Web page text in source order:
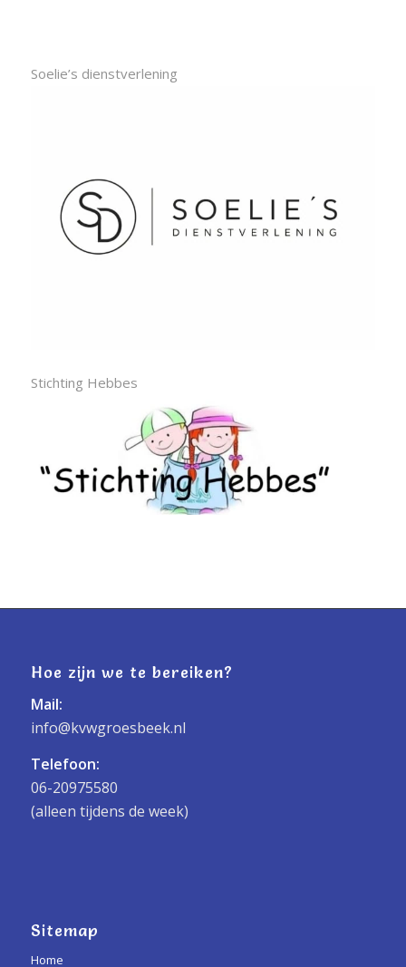
Soelie’s dienstverlening
Stichting Hebbes
Hoe zijn we te bereiken?
Mail:
info@kvwgroesbeek.nl
Telefoon:
06-20975580
(alleen tijdens de week)
Sitemap
Home